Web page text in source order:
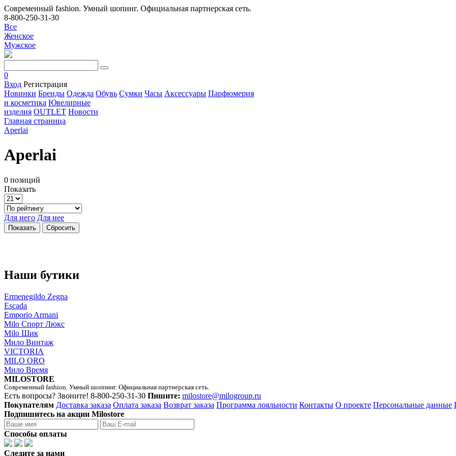
Современный fashion. Умный шопинг. Официальная партнерская сеть.
8-800-250-31-30
Все
Женское
Мужское
0
Вход Регистрация
Новинки Бренды Одежда Обувь Сумки Часы Аксессуары Парфюмерия
и косметика Ювелирные
изделия OUTLET Новости
Главная страница
Aperlai
Aperlai
0 позиций
Показать
Для него Для нее
Наши бутики
Ermenegildo Zegna
Escada
Emporio Armani
Milo Спорт Люкс
Milo Шик
Мило Винтаж
VICTORIA
MILO ORO
Мило Время
MILOSTORE
Современный fashion. Умный шоппинг. Официальная партнерская сеть.
Есть вопросы? Звоните! 8-800-250-31-30 Пишите: milostore@milogroup.ru
Покупателям Доставка заказа Оплата заказа Возврат заказа Программа лояльности Контакты О проекте Персональные данные
Подпишитесь на акции Milostore
Способы оплаты
Следите за нами